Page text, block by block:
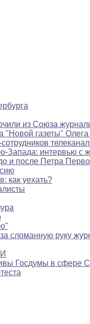
из Союза
"Новой газеты"
Запада: интервью с
и после Петра
как уехать?
сломанную руку
Госдумы в сфере